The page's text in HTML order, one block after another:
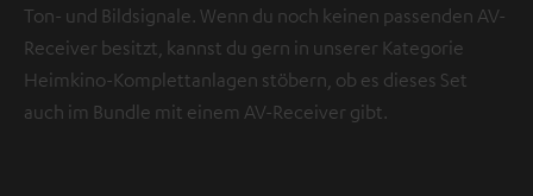
Ton- und Bildsignale. Wenn du noch keinen passenden AV-
Receiver besitzt, kannst du gern in unserer Kategorie
Heimkino-Komplettanlagen stöbern, ob es dieses Set
auch im Bundle mit einem AV-Receiver gibt.